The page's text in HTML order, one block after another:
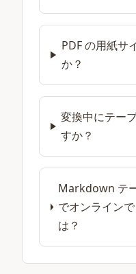
PDF の用紙サ
か？
変換中にテー
すか？
Markdown テ
でオンライン
は？